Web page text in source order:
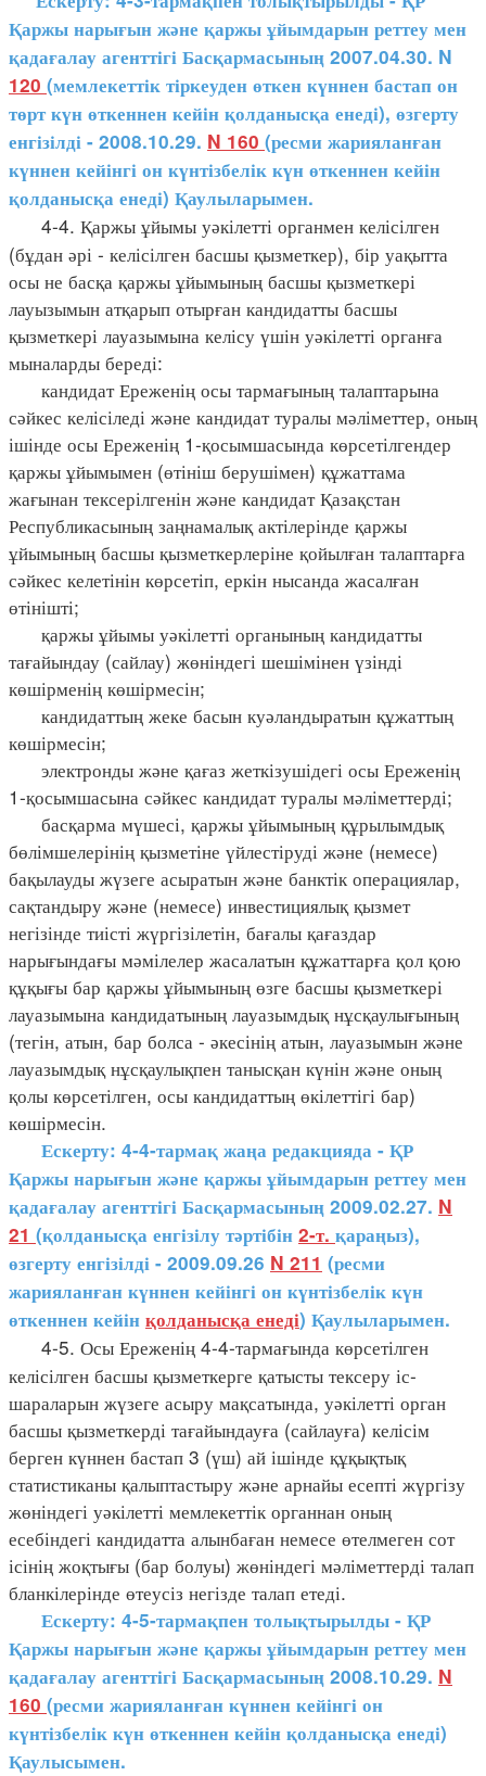
Қаржы нарығын және қаржы ұйымдарын реттеу мен
қадағалау агенттігі Басқармасының 2007.04.30. N
120 (мемлекеттік тіркеуден өткен күннен бастап он
төрт күн өткеннен кейін қолданысқа енеді), өзгерту
енгізілді - 2008.10.29. N 160 (ресми жарияланған
күннен кейінгі он күнтізбелік күн өткеннен кейін
қолданысқа енеді) Қаулыларымен.
4-4. Қаржы ұйымы уәкілетті органмен келісілген
(бұдан әрі - келісілген басшы қызметкер), бір уақытта
осы не басқа қаржы ұйымының басшы қызметкері
лауызымын атқарып отырған кандидатты басшы
қызметкері лауазымына келісу үшін уәкілетті органға
мыналарды береді:
кандидат Ереженің осы тармағының талаптарына
сәйкес келісіледі және кандидат туралы мәліметтер, оның
ішінде осы Ереженің 1-қосымшасында көрсетілгендер
қаржы ұйымымен (өтініш берушімен) құжаттама
жағынан тексерілгенін және кандидат Қазақстан
Республикасының заңнамалық актілерінде қаржы
ұйымының басшы қызметкерлеріне қойылған талаптарға
сәйкес келетінін көрсетіп, еркін нысанда жасалған
өтінішті;
қаржы ұйымы уәкілетті органының кандидатты
тағайындау (сайлау) жөніндегі шешімінен үзінді
көшірменің көшірмесін;
кандидаттың жеке басын куәландыратын құжаттың
көшірмесін;
электронды және қағаз жеткізушідегі осы Ереженің
1-қосымшасына сәйкес кандидат туралы мәліметтерді;
басқарма мүшесі, қаржы ұйымының құрылымдық
бөлімшелерінің қызметіне үйлестіруді және (немесе)
бақылауды жүзеге асыратын және банктік операциялар,
сақтандыру және (немесе) инвестициялық қызмет
негізінде тиісті жүргізілетін, бағалы қағаздар
нарығындағы мәмілелер жасалатын құжаттарға қол қою
құқығы бар қаржы ұйымының өзге басшы қызметкері
лауазымына кандидатының лауазымдық нұсқаулығының
(тегін, атын, бар болса - әкесінің атын, лауазымын және
лауазымдық нұсқаулықпен танысқан күнін және оның
қолы көрсетілген, осы кандидаттың өкілеттігі бар)
көшірмесін.
Ескерту: 4-4-тармақ жаңа редакцияда - ҚР
Қаржы нарығын және қаржы ұйымдарын реттеу мен
қадағалау агенттігі Басқармасының 2009.02.27. N
21 (қолданысқа енгізілу тәртібін 2-т. қараңыз),
өзгерту енгізілді - 2009.09.26 N 211 (ресми
жарияланған күннен кейінгі он күнтізбелік күн
өткеннен кейін қолданысқа енеді) Қаулыларымен.
4-5. Осы Ереженің 4-4-тармағында көрсетілген
келісілген басшы қызметкерге қатысты тексеру іс-
шараларын жүзеге асыру мақсатында, уәкілетті орган
басшы қызметкерді тағайындауға (сайлауға) келісім
берген күннен бастап 3 (үш) ай ішінде құқықтық
статистиканы қалыптастыру және арнайы есепті жүргізу
жөніндегі уәкілетті мемлекеттік органнан оның
есебіндегі кандидатта алынбаған немесе өтелмеген сот
ісінің жоқтығы (бар болуы) жөніндегі мәліметтерді талап
бланкілерінде өтеусіз негізде талап етеді.
Ескерту: 4-5-тармақпен толықтырылды - ҚР
Қаржы нарығын және қаржы ұйымдарын реттеу мен
қадағалау агенттігі Басқармасының 2008.10.29. N
160 (ресми жарияланған күннен кейінгі он
күнтізбелік күн өткеннен кейін қолданысқа енеді)
Қаулысымен.